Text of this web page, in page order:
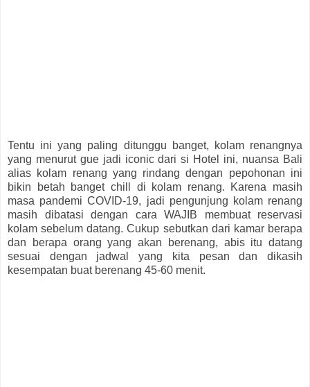
Tentu ini yang paling ditunggu banget, kolam renangnya
yang menurut gue jadi iconic dari si Hotel ini, nuansa Bali
alias kolam renang yang rindang dengan pepohonan ini
bikin betah banget chill di kolam renang. Karena masih
masa pandemi COVID-19, jadi pengunjung kolam renang
masih dibatasi dengan cara WAJIB membuat reservasi
kolam sebelum datang. Cukup sebutkan dari kamar berapa
dan berapa orang yang akan berenang, abis itu datang
sesuai dengan jadwal yang kita pesan dan dikasih
kesempatan buat berenang 45-60 menit.